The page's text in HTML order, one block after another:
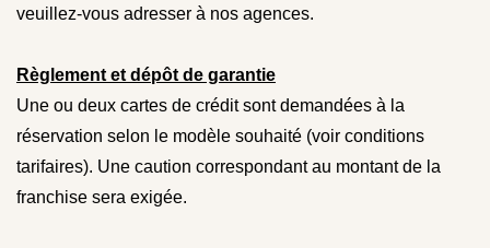
veuillez-vous adresser à nos agences.
Règlement et dépôt de garantie
Une ou deux cartes de crédit sont demandées à la
réservation selon le modèle souhaité (voir conditions
tarifaires). Une caution correspondant au montant de la
franchise sera exigée.